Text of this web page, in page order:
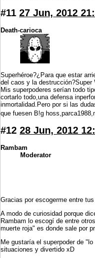
#11 27 Jun, 2012
Death-carioca
Superhéroe?¿Para que estar
del caos y la destrucción?Super
Mis superpoderes serían todo
cortarlo todo,una defensa
inmortalidad.Pero por si las
que fuesen B!g
#12 28 Jun, 2012
Rambam
Moderator
Gracias por escogerme entre
A modo de curiosidad porque
Rambam lo escogí de entre
muerte roja" es donde sale por
Me gustaría el superpoder de
situaciones y divertido xD